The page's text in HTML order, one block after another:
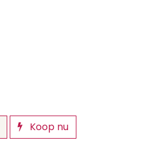
Koop nu